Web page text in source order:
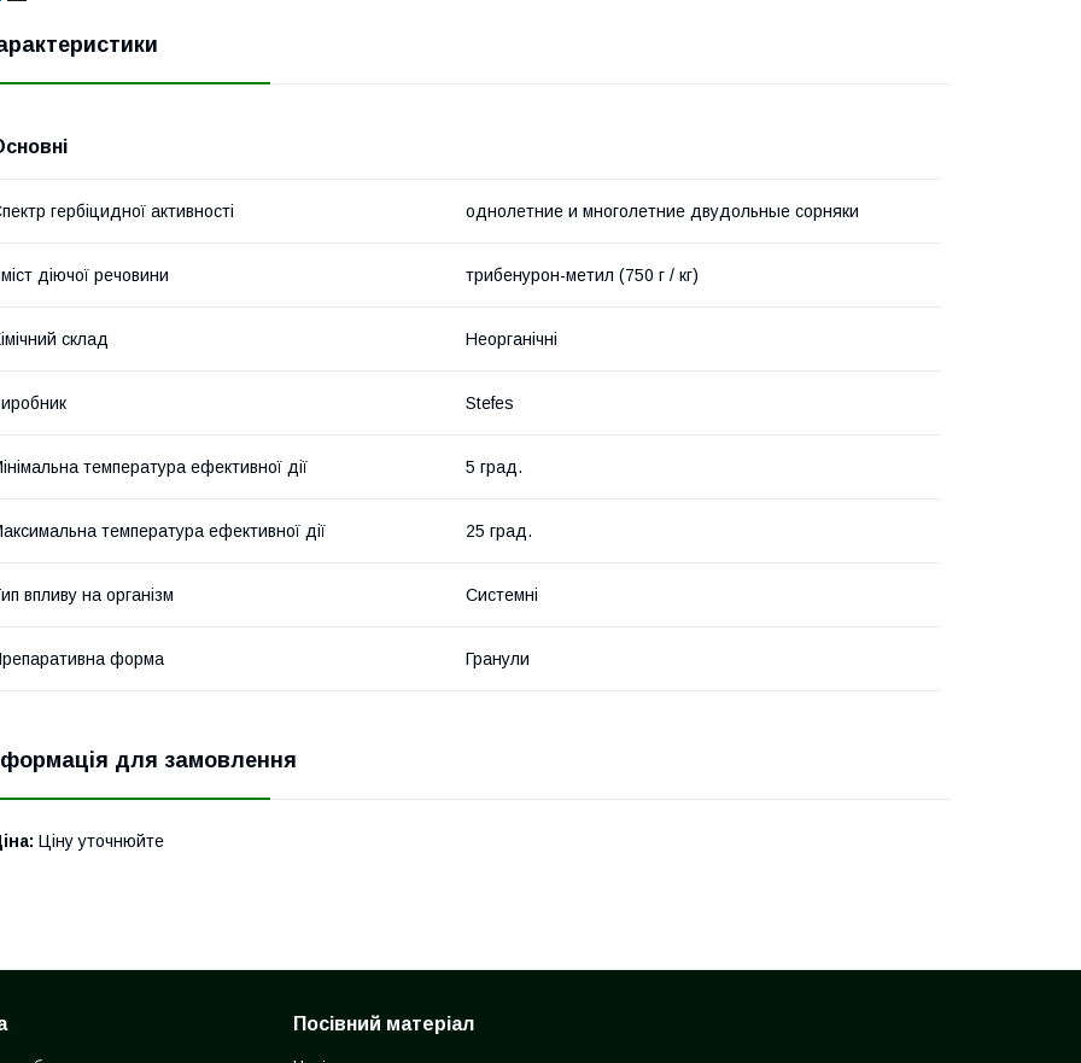
гербіцидної активності однолетние и многолетние двудольные сорняки
діючої речовини трибенурон-метил (750 г / кг)
склад Неорганічні
Stefes
температура ефективної дії 5 град.
температура ефективної дії 25 град.
впливу на організм Системні
форма Гранули
для замовлення
Ціну уточнюйте
Посівний матеріал